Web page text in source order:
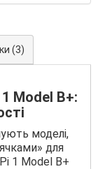
(3)
Model B+:
моделі,
для
1 Model B+